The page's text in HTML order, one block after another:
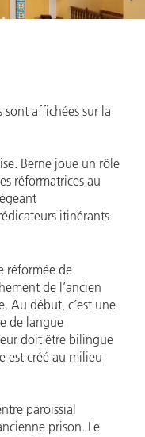
sont affichées sur la
Berne joue un rôle
réformatrices au
itinérants
réformée de
de l’ancien
Au début, c’est une
de langue
doit être bilingue
est créé au milieu
paroissial
prison. Le